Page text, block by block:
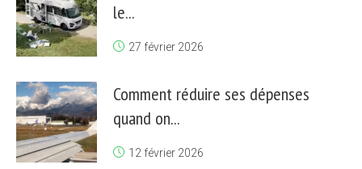
le...
27 février 2026
Comment réduire ses dépenses
quand on...
12 février 2026